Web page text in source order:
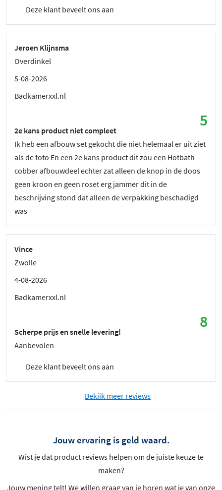
Deze klant beveelt ons aan
Jeroen Klijnsma
Overdinkel
5-08-2026
Badkamerxxl.nl
5
2e kans product niet compleet
Ik heb een afbouw set gekocht die niet helemaal er uit ziet
als de foto En een 2e kans product dit zou een Hotbath
cobber afbouwdeel echter zat alleen de knop in de doos
geen kroon en geen roset erg jammer dit in de
beschrijving stond dat alleen de verpakking beschadigd
was
Vince
Zwolle
4-08-2026
Badkamerxxl.nl
8
Scherpe prijs en snelle levering!
Aanbevolen
Deze klant beveelt ons aan
Bekijk meer reviews
Jouw ervaring is geld waard.
Wist je dat product reviews helpen om de juiste keuze te
maken?
Jouw mening telt! We willen graag van je horen wat je van onze